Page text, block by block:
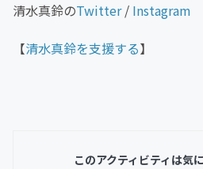
清水真鈴のTwitter/ Instagram
【清水真鈴を支援する】
このアクティビティは気